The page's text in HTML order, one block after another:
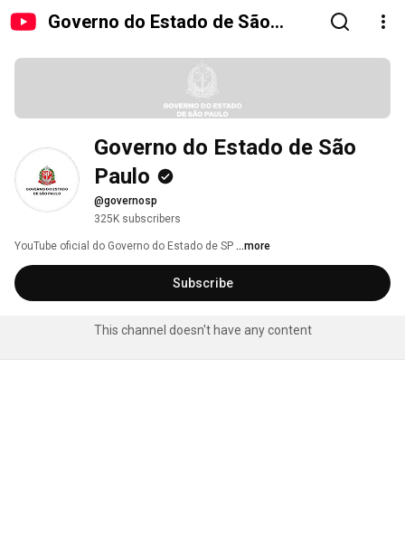
Governo do Estado de São
Governo do Estado de São
Paulo
@governosp
325K subscribers
YouTube oficial do Governo do Estado de SP ...more
Subscribe
This channel doesn't have any content